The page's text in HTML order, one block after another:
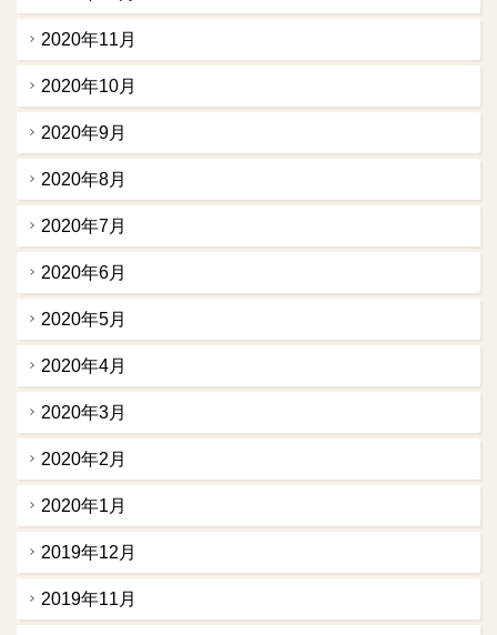
2020年11月
2020年10月
2020年9月
2020年8月
2020年7月
2020年6月
2020年5月
2020年4月
2020年3月
2020年2月
2020年1月
2019年12月
2019年11月